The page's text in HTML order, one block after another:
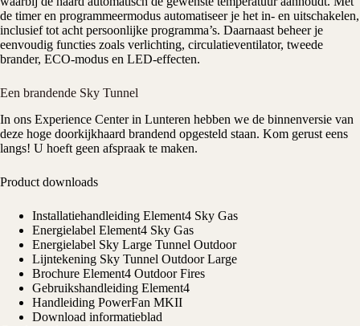
de timer en programmeermodus automatiseer je het in- en uitschakelen,
inclusief tot acht persoonlijke programma’s. Daarnaast beheer je
eenvoudig functies zoals verlichting, circulatieventilator, tweede
brander, ECO-modus en LED-effecten.
Een brandende Sky Tunnel
In ons Experience Centerin Lunteren hebben we de binnenversie van
deze hoge doorkijkhaard brandend opgesteld staan. Kom gerust eens
langs! U hoeft geen afspraak te maken.
Product downloads
Installatiehandleiding Element4 Sky Gas
Energielabel Element4 Sky Gas
Energielabel Sky Large Tunnel Outdoor
Lijntekening Sky Tunnel Outdoor Large
Brochure Element4 Outdoor Fires
Gebruikshandleiding Element4
Handleiding PowerFan MKII
Download informatieblad